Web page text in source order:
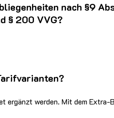
nach §9
§ 200 VVG?
ergänzt werden. Mit dem